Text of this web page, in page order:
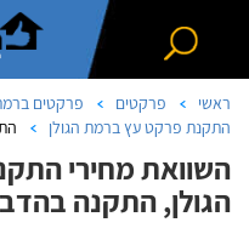
ראשי פרקטים
פרקטים
התקנת פרקט עץ ברמת הגולן
השוואת מחירי
הגולן, התקנה